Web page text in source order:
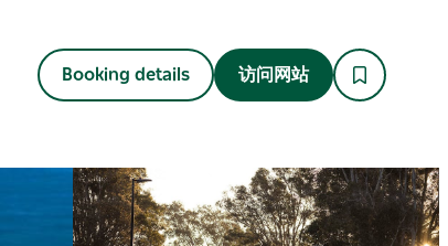
Booking details 访问网站